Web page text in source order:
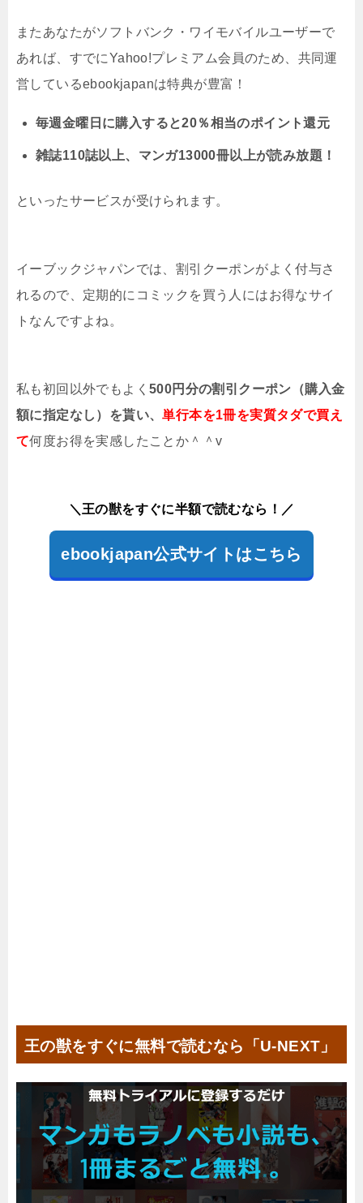
またあなたがソフトバンク・ワイモバイルユーザーで
あれば、すでにYahoo!プレミアム会員のため、共同運
営しているebookjapanは特典が豊富！
毎週金曜日に購入すると20％相当のポイント還元
雑誌110誌以上、マンガ13000冊以上が読み放題！
といったサービスが受けられます。
イーブックジャパンでは、割引クーポンがよく付与さ
れるので、定期的にコミックを買う人にはお得なサイ
トなんですよね。
私も初回以外でもよく 500円分の割引クーポン（購入金
額に指定なし）を貰い、単行本を1冊を実質タダで買え
て何度お得を実感したことか＾＾v
＼王の獣をすぐに半額で読むなら！／
ebookjapan公式サイトはこちら
王の獣をすぐに無料で読むなら「U-NEXT」